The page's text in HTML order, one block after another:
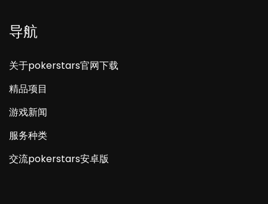
导航
关于pokerstars官网下载
精品项目
游戏新闻
服务种类
交流pokerstars安卓版